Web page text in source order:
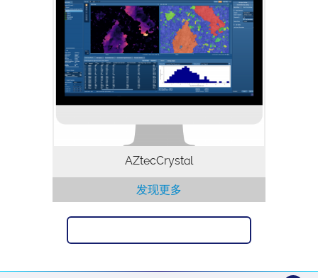
采集高质量的数据只是EBSD分析的第一
步。接下来，AZtecCrystal提供了处理和
分析EBSD数据所需的工具，并帮助解决您
的材料问题。AZtecCrystal可与AZtecHKL
无缝集成或作为独立程序运行，为专家和新
手都设定了EBSD数据处理的新标准。
AZtecCrystal
发现更多